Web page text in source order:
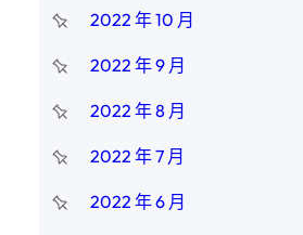
2022 年 10 月
2022 年 9 月
2022 年 8 月
2022 年 7 月
2022 年 6 月